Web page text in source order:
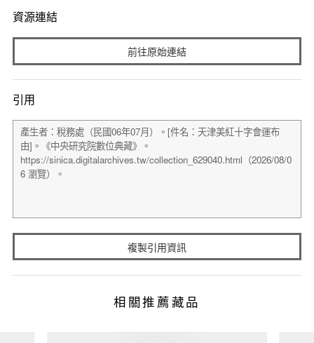
資源連結
前往原始連結
引用
複製引用資訊
相關推薦藏品